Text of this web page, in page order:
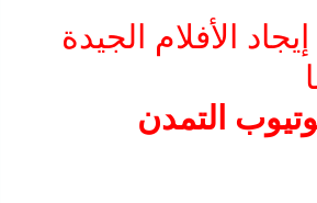
الأفلام الجيدة
التمدن